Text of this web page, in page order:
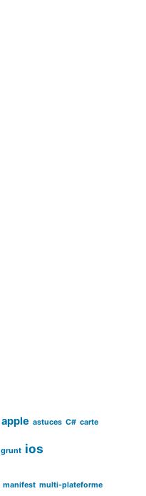
apple astuces C# carte
grunt ios
manifest multi-plateforme